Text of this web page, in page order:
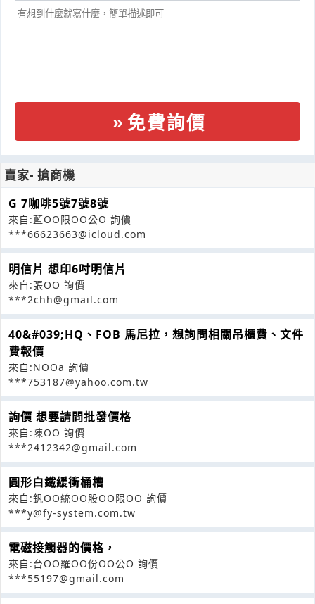
免費詢價
賣家- 搶商機
G 7咖啡5號7號8號
來自:藍OO限OO公O 詢價
***66623663@icloud.com
明信片 想印6吋明信片
來自:張OO 詢價
***2chh@gmail.com
40&#039;HQ、FOB 馬尼拉，想詢問相關吊櫃費、文件
費報價
來自:NOOa 詢價
***753187@yahoo.com.tw
詢價 想要請問批發價格
來自:陳OO 詢價
***2412342@gmail.com
圓形白鐵緩衝桶槽
來自:釩OO統OO股OO限OO 詢價
***y@fy-system.com.tw
電磁接觸器的價格，
來自:台OO羅OO份OO公O 詢價
***55197@gmail.com